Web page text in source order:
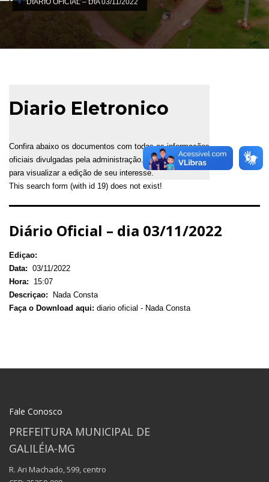
Diario Eletronico
Confira abaixo os documentos com todas as informações
oficiais divulgadas pela administração. Selecione a data
para visualizar a edição de seu interesse.
This search form (with id 19) does not exist!
Diário Oficial – dia 03/11/2022
Ediçao:
Data: 03/11/2022
Hora:
15:07
Descriçao:
Nada Consta
Faça o Download aqui: diario oficial - Nada Consta
Fale Conosco
PREFEITURA MUNICIPAL DE
GALILÉIA-MG
R. Ari Machado, 599, centro